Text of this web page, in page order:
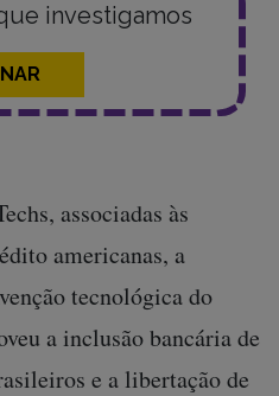
investigamos
associadas às
americanas, a
tecnológica do
a inclusão bancária de
e a libertação de